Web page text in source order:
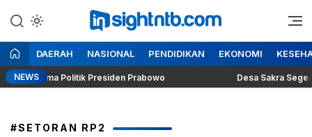
ke
konten
Insight NTB
Berita Seputar NTB
DAERAH NASIONAL PENDIDIKAN EKONOMI
NEWS
Dilema Politik Presiden Prabowo Desa Sakra Segera
#SETORAN RP2